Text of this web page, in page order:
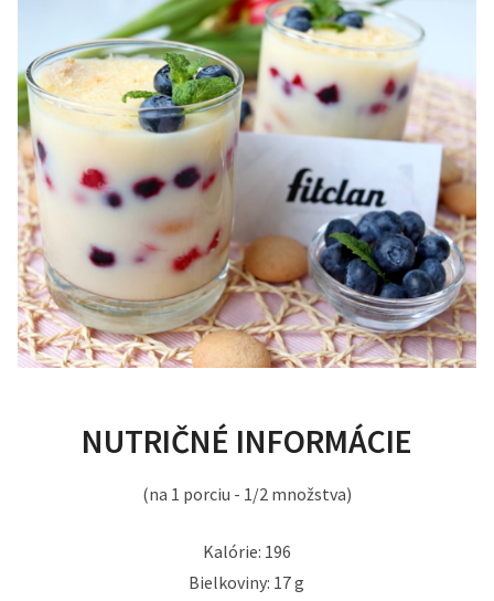
NUTRIČNÉ INFORMÁCIE
(na 1 porciu - 1/2 množstva)
Kalórie: 196
Bielkoviny: 17 g